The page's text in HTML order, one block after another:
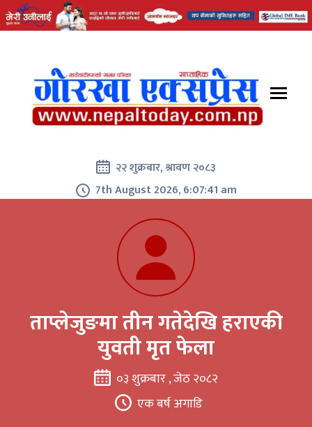
२२ शुक्रबार, श्रावण २०८३
7th August 2026, 6:07:42 am
ताप्लेजुङमा तीन गतेदेखि हराएकी
युवती मृत फेला
०३ शुक्रबार , जेठ २०८२
एक बर्ष अगाडि